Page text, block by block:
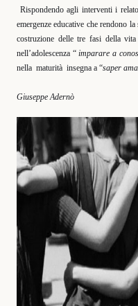
Rispondendo agli interventi i
emergenze educative che rendono
costruzione delle tre fasi della
nell’adolescenza “ imparare a
nella maturità insegna a “saper
Giuseppe Adernò